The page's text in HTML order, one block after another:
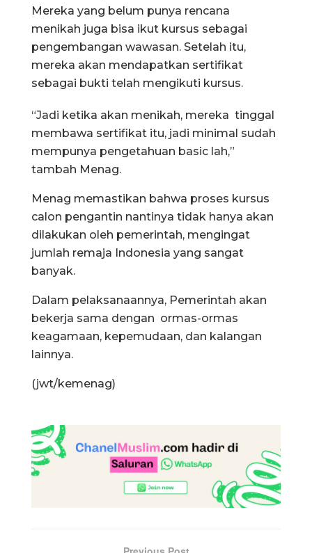
Mereka yang belum punya rencana
menikah juga bisa ikut kursus sebagai
pengembangan wawasan. Setelah itu,
mereka akan mendapatkan sertifikat
sebagai bukti telah mengikuti kursus.
“Jadi ketika akan menikah, mereka tinggal
membawa sertifikat itu, jadi minimal sudah
mempunya pengetahuan basic lah,”
tambah Menag.
Menag memastikan bahwa proses kursus
calon pengantin nantinya tidak hanya akan
dilakukan oleh pemerintah, mengingat
jumlah remaja Indonesia yang sangat
banyak.
Dalam pelaksanaannya, Pemerintah akan
bekerja sama dengan ormas-ormas
keagamaan, kepemudaan, dan kalangan
lainnya.
(jwt/kemenag)